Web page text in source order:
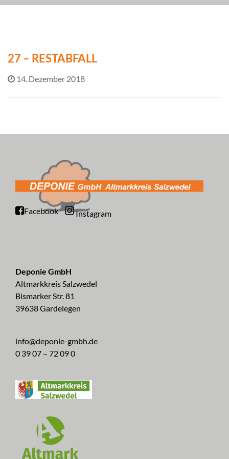
27 – RESTABFALL
14. Dezember 2018
Facebook Instagram
Deponie GmbH
Altmarkkreis Salzwedel
Bismarker Str. 81
39638 Gardelegen
info@deponie-gmbh.de
0 39 07 – 72 09 0